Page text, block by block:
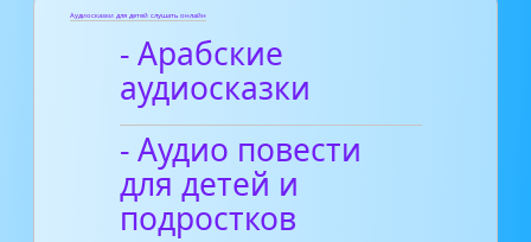
Аудиосказки для детей слушать онлайн
- Арабские
аудиосказки
- Аудио повести
для детей и
подростков